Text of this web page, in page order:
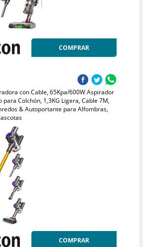
COMPRAR
con Cable, 65Kpa/600W Aspirador
para Colchón, 1,3KG Ligera, Cable 7M,
& Autoportante para Alfombras,
COMPRAR